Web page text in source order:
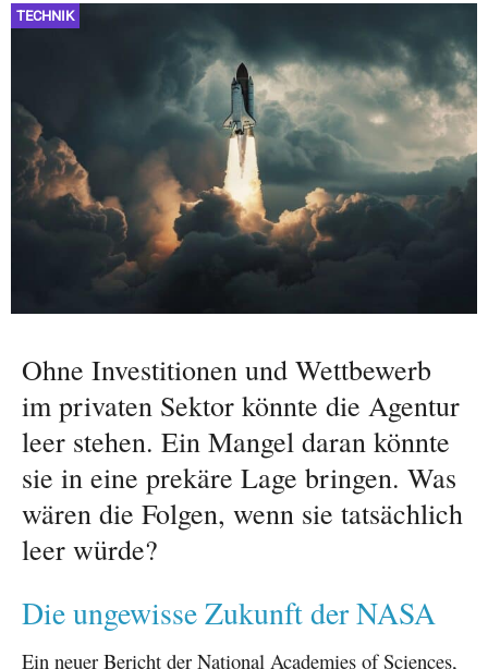
TECHNIK
Ohne Investitionen und Wettbewerb
im privaten Sektor könnte die Agentur
leer stehen. Ein Mangel daran könnte
sie in eine prekäre Lage bringen. Was
wären die Folgen, wenn sie tatsächlich
leer würde?
Die ungewisse Zukunft der NASA
Ein neuer Bericht der National Academies of Sciences,